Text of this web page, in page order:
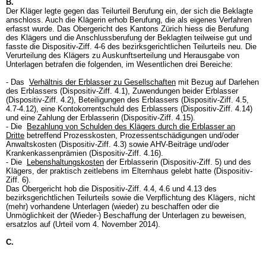
B.
Der Kläger legte gegen das Teilurteil Berufung ein, der sich die Beklagte
anschloss. Auch die Klägerin erhob Berufung, die als eigenes Verfahren
erfasst wurde. Das Obergericht des Kantons Zürich hiess die Berufung
des Klägers und die Anschlussberufung der Beklagten teilweise gut und
fasste die Dispositiv-Ziff. 4-6 des bezirksgerichtlichen Teilurteils neu. Die
Verurteilung des Klägers zu Auskunftserteilung und Herausgabe von
Unterlagen betrafen die folgenden, im Wesentlichen drei Bereiche:
- Das Verhältnis der Erblasser zu Gesellschaften mit Bezug auf Darlehen
des Erblassers (Dispositiv-Ziff. 4.1), Zuwendungen beider Erblasser
(Dispositiv-Ziff. 4.2), Beteiligungen des Erblassers (Dispositiv-Ziff. 4.5,
4.7-4.12), eine Kontokorrentschuld des Erblassers (Dispositiv-Ziff. 4.14)
und eine Zahlung der Erblasserin (Dispositiv-Ziff. 4.15).
- Die
Bezahlung von Schulden des Klägers durch die Erblasser an
Dritte betreffend Prozesskosten, Prozessentschädigungen und/oder
Anwaltskosten (Dispositiv-Ziff. 4.3) sowie AHV-Beiträge und/oder
Krankenkassenprämien (Dispositiv-Ziff. 4.16).
- Die
Lebenshaltungskosten der Erblasserin (Dispositiv-Ziff. 5) und des
Klägers, der praktisch zeitlebens im Elternhaus gelebt hatte (Dispositiv-
Ziff. 6).
Das Obergericht hob die Dispositiv-Ziff. 4.4, 4.6 und 4.13 des
bezirksgerichtlichen Teilurteils sowie die Verpflichtung des Klägers, nicht
(mehr) vorhandene Unterlagen (wieder) zu beschaffen oder die
Unmöglichkeit der (Wieder-) Beschaffung der Unterlagen zu beweisen,
ersatzlos auf (Urteil vom 4. November 2014).
C.